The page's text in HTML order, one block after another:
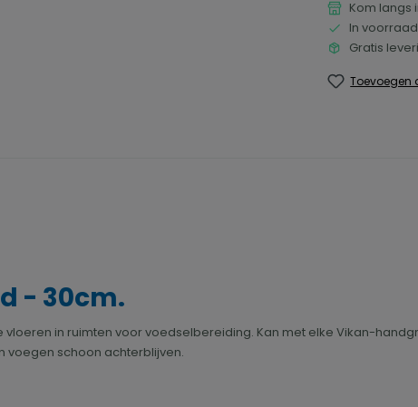
Kom langs
In voorraad
Gratis
Toevoegen
- 30cm.
in ruimten voor voedselbereiding. Kan met elke Vikan-
voegen schoon achterblijven.